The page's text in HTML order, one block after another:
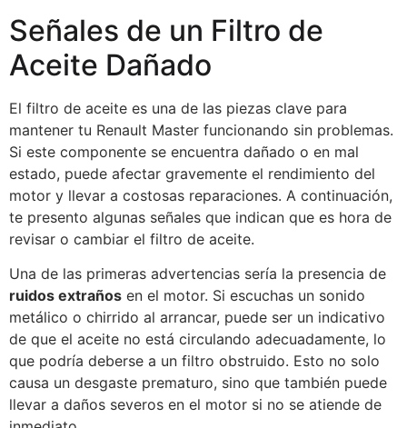
Señales de un Filtro de
Aceite Dañado
El filtro de aceite es una de las piezas clave para
mantener tu Renault Master funcionando sin problemas.
Si este componente se encuentra dañado o en mal
estado, puede afectar gravemente el rendimiento del
motor y llevar a costosas reparaciones. A continuación,
te presento algunas señales que indican que es hora de
revisar o cambiar el filtro de aceite.
Una de las primeras advertencias sería la presencia de
ruidos extraños en el motor. Si escuchas un sonido
metálico o chirrido al arrancar, puede ser un indicativo
de que el aceite no está circulando adecuadamente, lo
que podría deberse a un filtro obstruido. Esto no solo
causa un desgaste prematuro, sino que también puede
llevar a daños severos en el motor si no se atiende de